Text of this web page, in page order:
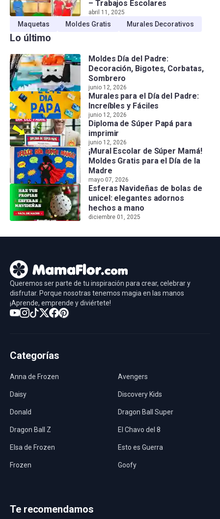
– Trabajos Escolares
abril 11, 2025
Maquetas Moldes Gratis Murales Decorativos
Lo último
Moldes Día del Padre:
Decoración, Bigotes, Corbatas,
Sombrero
junio 12, 2026
Murales para el Día del Padre:
Increíbles y Fáciles
junio 12, 2026
Diploma de Súper Papá para
imprimir
junio 12, 2026
¡Mural Escolar de Súper Mamá!
Moldes Gratis para el Día de la
Madre
mayo 07, 2026
Esferas Navideñas de bolas de
unicel: elegantes adornos
hechos a mano
diciembre 01, 2025
Queremos ser parte de tu inspiración para crear, celebrar y
disfrutar. Porque nosotras tenemos magia en las manos
¡Aprende, emprende y diviértete!
Categorías
Anna de Frozen Avengers
Daisy Discovery Kids
Donald Dragon Ball Super
Dragon Ball Z El Chavo del 8
Elsa de Frozen Esto es Guerra
Frozen Goofy
Te recomendamos